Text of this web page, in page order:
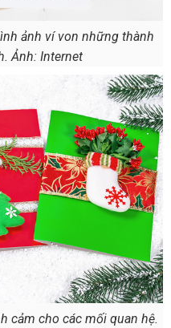
ảnh ví von những thành
Ảnh: Internet
cảm cho các mối quan hệ.